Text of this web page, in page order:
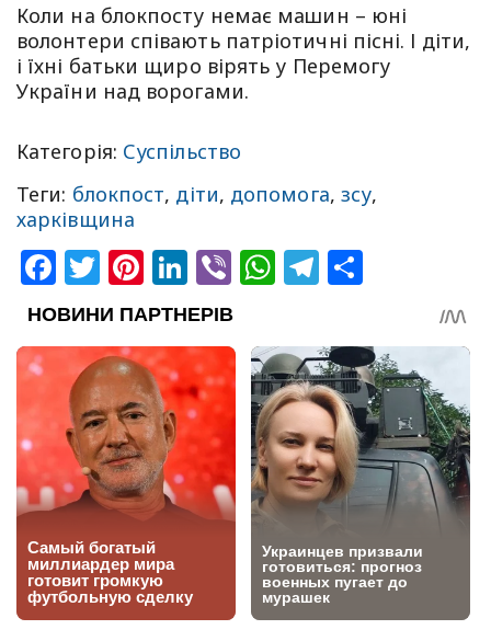
Коли на блокпосту немає машин – юні
волонтери співають патріотичні пісні. І діти,
і їхні батьки щиро вірять у Перемогу
України над ворогами.
Категорія: Суспільство
Теги: блокпост, діти, допомога, зсу,
харківщина
Facebook
Twitter
Pinterest
LinkedIn
ViberWhatsApp
Telegram